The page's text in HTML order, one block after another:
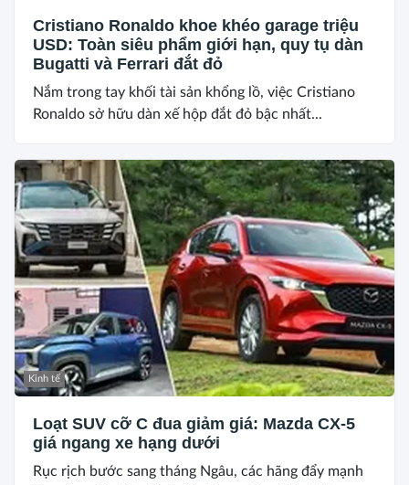
Cristiano Ronaldo khoe khéo garage triệu
USD: Toàn siêu phẩm giới hạn, quy tụ dàn
Bugatti và Ferrari đắt đỏ
Nắm trong tay khối tài sản khổng lồ, việc Cristiano
Ronaldo sở hữu dàn xế hộp đắt đỏ bậc nhất...
Kinh tế
Loạt SUV cỡ C đua giảm giá: Mazda CX-5
giá ngang xe hạng dưới
Rục rịch bước sang tháng Ngâu, các hãng đẩy mạnh